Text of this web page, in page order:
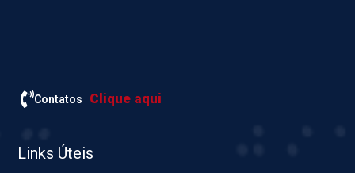
Contatos Clique aqui
Links Úteis